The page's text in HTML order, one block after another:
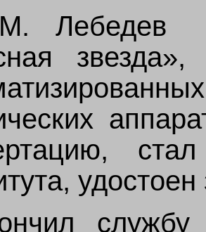
Лебедев